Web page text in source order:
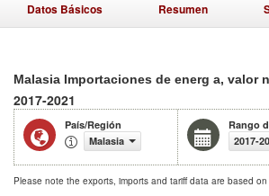
Datos Básicos Resumen
Malasia Importaciones de energ a, valor
2017-2021
País/Región
Malasia
Rango
2017-
Please note the exports, imports and tariff data are based